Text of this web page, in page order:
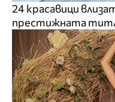
24 красавици
престижната